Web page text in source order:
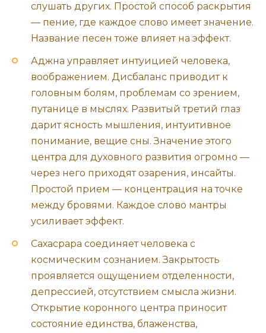
слушать других. Простой способ раскрытия
— пение, где каждое слово имеет значение.
Название песен тоже влияет на эффект.
Аджна управляет интуицией человека,
воображением. Дисбаланс приводит к
головным болям, проблемам со зрением,
путанице в мыслях. Развитый третий глаз
дарит ясность мышления, интуитивное
понимание, вещие сны. Значение этого
центра для духовного развития огромно —
через него приходят озарения, инсайты.
Простой прием — концентрация на точке
между бровями. Каждое слово мантры
усиливает эффект.
Сахасрара соединяет человека с
космическим сознанием. Закрытость
проявляется ощущением отделенности,
депрессией, отсутствием смысла жизни.
Открытие коронного центра приносит
состояние единства, блаженства,